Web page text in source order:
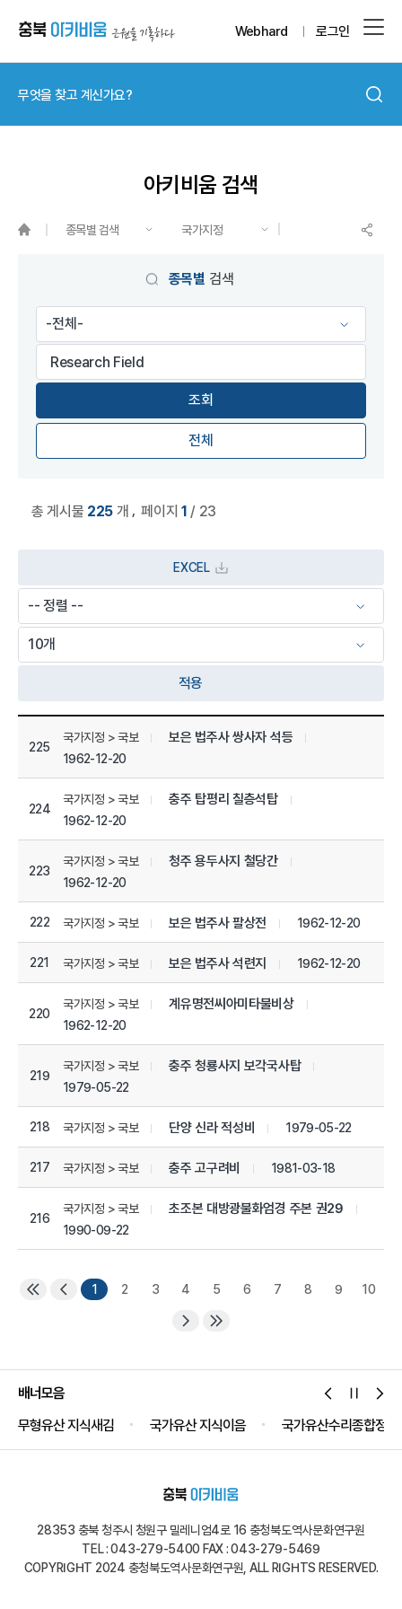
Webhard 로그인
아키비움 검색
종목별 검색 국가지정
종목별 검색
전체
총 게시물 225 개 ,페이지 1 / 23
EXCEL
적용
상세정보 관리목록
225
국가지정 > 국보 보은 법주사 쌍사자 석등
1962-12-20
224
국가지정 > 국보 충주 탑평리 칠층석탑
1962-12-20
223
국가지정 > 국보 청주 용두사지 철당간
1962-12-20
222 국가지정 > 국보 보은 법주사 팔상전 1962-12-20
221 국가지정 > 국보 보은 법주사 석련지 1962-12-20
220
국가지정 > 국보 계유명전씨아미타불비상
1962-12-20
219
국가지정 > 국보 충주 청룡사지 보각국사탑
1979-05-22
218 국가지정 > 국보 단양 신라 적성비 1979-05-22
217 국가지정 > 국보 충주 고구려비 1981-03-18
216
국가지정 > 국보 초조본 대방광불화엄경 주본 권29
1990-09-22
1 2 3 4 5 6 7 8 9 10
배너모음
무형유산 지식새김
국가유산 지식이음 국가유산수리종합정보
28353 충북 청주시 청원구 밀레니엄4로 16 충청북도역사문화연구원
TEL : 043-279-5400 FAX : 043-279-5469
COPYRIGHT 2024 충청북도역사문화연구원, ALL RIGHTS RESERVED.